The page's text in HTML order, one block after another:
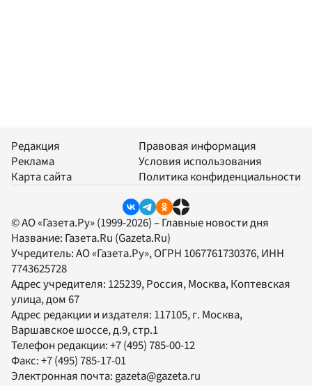
Редакция
Реклама
Карта сайта
Правовая информация
Условия использования
Политика конфиденциальности
© АО «Газета.Ру» (1999-2026) – Главные новости дня
Название: Газета.Ru (Gazeta.Ru)
Учредитель:АО «Газета.Ру», ОГРН 1067761730376, ИНН
7743625728
Адрес учредителя: 125239, Россия, Москва, Коптевская
улица, дом 67
Адрес редакции и издателя: 117105, г. Москва,
Варшавское шоссе, д.9, стр.1
Телефон редакции:+7 (495) 785-00-12
Факс:+7 (495) 785-17-01
Электронная почта:gazeta@gazeta.ru